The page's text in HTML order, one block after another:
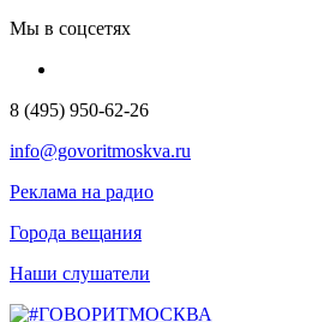
Мы в соцсетях
8 (495) 950-62-26
info@govoritmoskva.ru
Реклама на радио
Города вещания
Наши слушатели